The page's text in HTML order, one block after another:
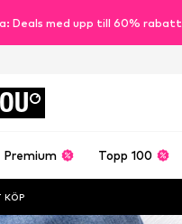
Deals med upp till 60% rabatt
Premium Topp 100
KÖP